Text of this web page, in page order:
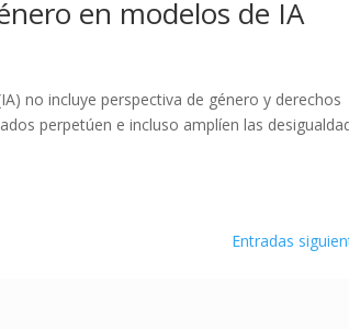
en modelos de IA
no incluye perspectiva de género y derechos
perpetúen e incluso amplíen las
Entradas